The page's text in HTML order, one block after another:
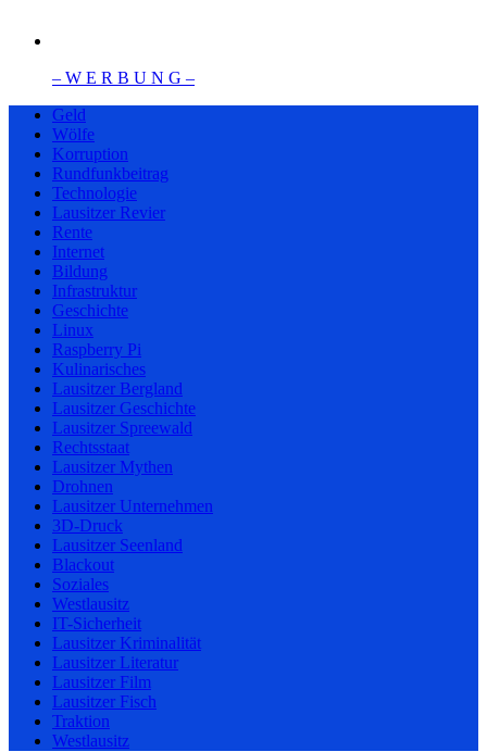
– W Ε R Β U Ν G –
Geld
Wölfe
Korruption
Rundfunkbeitrag
Technologie
Lausitzer Revier
Rente
Internet
Bildung
Infrastruktur
Geschichte
Linux
Raspberry Pi
Kulinarisches
Lausitzer Bergland
Lausitzer Geschichte
Lausitzer Spreewald
Rechtsstaat
Lausitzer Mythen
Drohnen
Lausitzer Unternehmen
3D-Druck
Lausitzer Seenland
Blackout
Soziales
Westlausitz
IT-Sicherheit
Lausitzer Kriminalität
Lausitzer Literatur
Lausitzer Film
Lausitzer Fisch
Traktion
Westlausitz